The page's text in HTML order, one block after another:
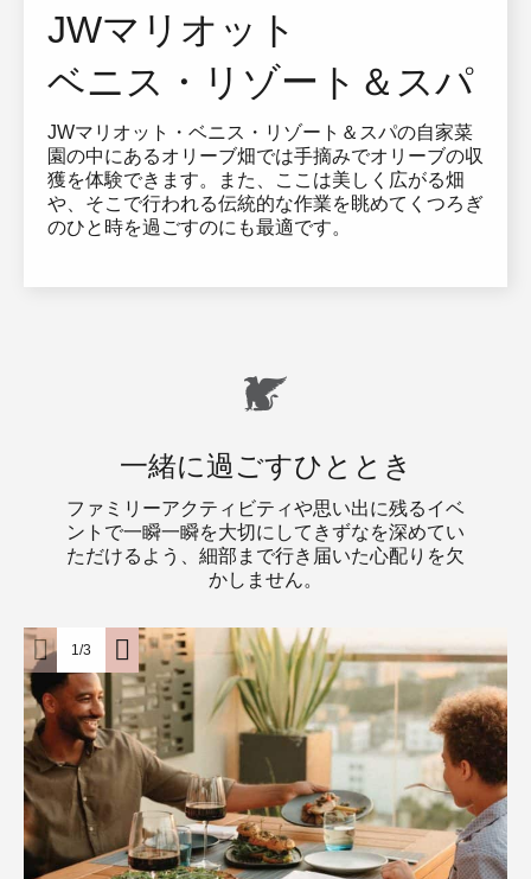
JWマリオット
ベニス・リゾート＆スパ
JWマリオット・ベニス・リゾート＆スパの自家菜
園の中にあるオリーブ畑では手摘みでオリーブの収
獲を体験できます。また、ここは美しく広がる畑
や、そこで行われる伝統的な作業を眺めてくつろぎ
のひと時を過ごすのにも最適です。
一緒に過ごすひととき
ファミリーアクティビティや思い出に残るイベ
ントで一瞬一瞬を大切にしてきずなを深めてい
ただけるよう、細部まで行き届いた心配りを欠
かしません。
1/3